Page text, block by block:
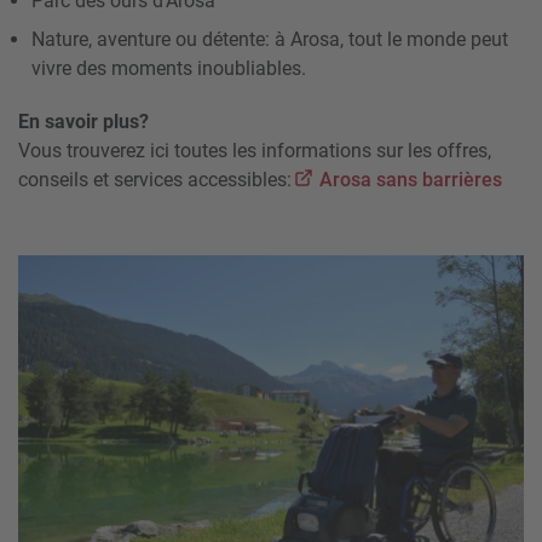
Nature, aventure ou détente: à Arosa, tout le monde peut
vivre des moments inoubliables.
En savoir plus?
Vous trouverez ici toutes les informations sur les offres,
conseils et services accessibles:
Arosa sans barrières